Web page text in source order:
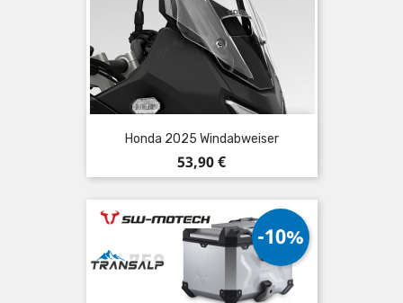
Honda 2025 Windabweiser
Preis
53,90 €
-10%